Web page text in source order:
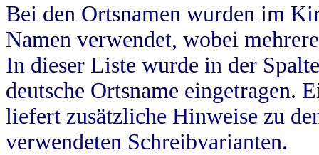
Bei den Ortsnamen wurden im
Namen verwendet, wobei
In dieser Liste wurde in der
deutsche Ortsname eingetragen.
liefert zusätzliche Hinweise zu
verwendeten Schreibvarianten.